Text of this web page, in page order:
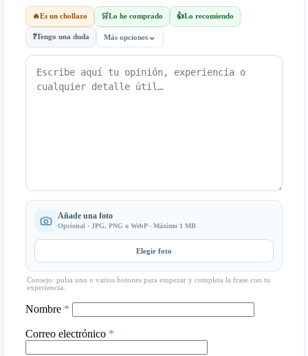
🔥Es un chollazo 🛒Lo he comprado 👍Lo recomiendo
❓Tengo una duda Más opciones ⌄
Añade una foto
Opcional · JPG, PNG o WebP · Máximo 1 MB
Elegir foto
Consejo: pulsa uno o varios botones para empezar y completa la frase con tu
experiencia.
Nombre *
Correo electrónico *